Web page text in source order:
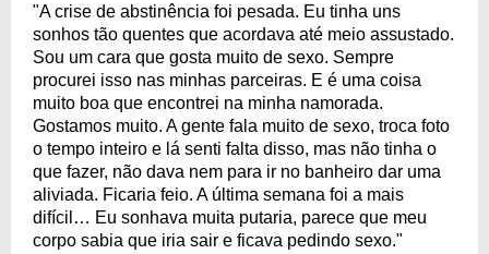
"A crise de abstinência foi pesada. Eu tinha uns
sonhos tão quentes que acordava até meio assustado.
Sou um cara que gosta muito de sexo. Sempre
procurei isso nas minhas parceiras. E é uma coisa
muito boa que encontrei na minha namorada.
Gostamos muito. A gente fala muito de sexo, troca foto
o tempo inteiro e lá senti falta disso, mas não tinha o
que fazer, não dava nem para ir no banheiro dar uma
aliviada. Ficaria feio. A última semana foi a mais
difícil… Eu sonhava muita putaria, parece que meu
corpo sabia que iria sair e ficava pedindo sexo."